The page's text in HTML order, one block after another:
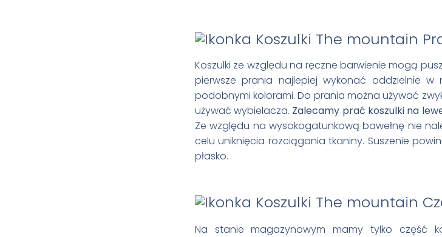
Koszulki ze względu na ręczne barwienie mogą
pierwsze prania najlepiej wykonać oddzielnie w
podobnymi kolorami. Do prania można używać
używać wybielacza. Zalecamy prać koszulki na
Ze względu na wysokogatunkową bawełnę nie
celu uniknięcia rozciągania tkaniny. Suszenie
płasko.
Na stanie magazynowym mamy tylko część